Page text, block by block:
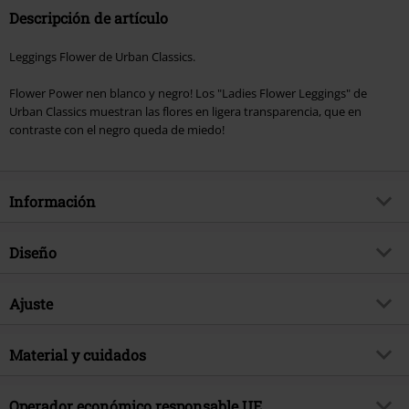
Descripción de artículo
Leggings Flower de Urban Classics.
Flower Power nen blanco y negro! Los "Ladies Flower Leggings" de
Urban Classics muestran las flores en ligera transparencia, que en
contraste con el negro queda de miedo!
Información
Artículo no.
Brand
tema producto
Diseño
Tipo de producto
Tipo de Cierre
Ajuste
Talla
Ancho Pie
Muy Estrecho
Material y cuidados
Material Externo
91% poliester, 9% elastán